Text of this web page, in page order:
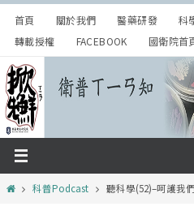
Skip
content
首頁 關於我們 醫藥研發 科
轉載授權
FACEBOOK 國衛院首
Home科普Podcast 聽科學(52)–呵護我